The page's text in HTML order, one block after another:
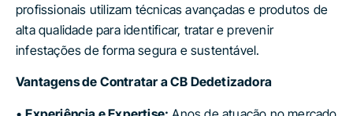
profissionais utilizam técnicas avançadas e produtos de
alta qualidade para identificar, tratar e prevenir
infestações de forma segura e sustentável.
Vantagens de Contratar a CB Dedetizadora